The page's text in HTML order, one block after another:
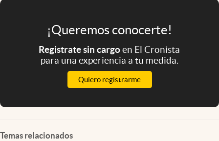
¡Queremos conocerte!
Registrate sin cargoen El Cronista
para una experiencia a tu medida.
Quiero registrarme
Temas relacionados